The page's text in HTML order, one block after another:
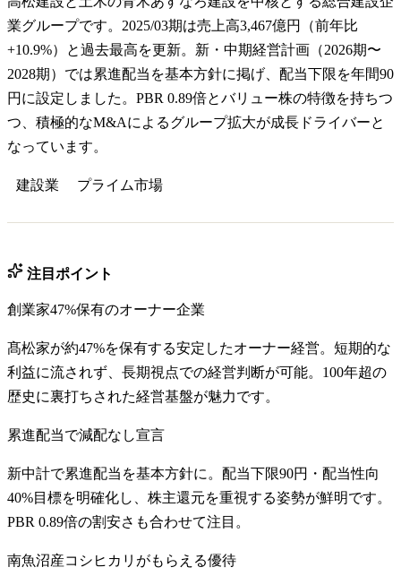
業グループです。2025/03期は売上高3,467億円（前年比
+10.9%）と過去最高を更新。新・中期経営計画（2026期〜
2028期）では累進配当を基本方針に掲げ、配当下限を年間90
円に設定しました。PBR 0.89倍とバリュー株の特徴を持ちつ
つ、積極的なM&Aによるグループ拡大が成長ドライバーと
なっています。
建設業 プライム市場
注目ポイント
創業家47%保有のオーナー企業
髙松家が約47%を保有する安定したオーナー経営。短期的な
利益に流されず、長期視点での経営判断が可能。100年超の
歴史に裏打ちされた経営基盤が魅力です。
累進配当で減配なし宣言
新中計で累進配当を基本方針に。配当下限90円・配当性向
40%目標を明確化し、株主還元を重視する姿勢が鮮明です。
PBR 0.89倍の割安さも合わせて注目。
南魚沼産コシヒカリがもらえる優待